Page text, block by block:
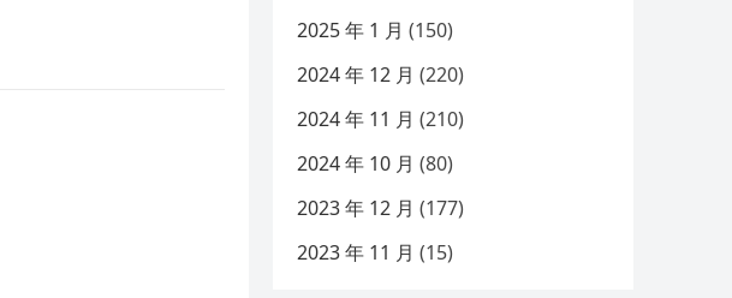
2025 年 1 月 (150)
2024 年 12 月 (220)
2024 年 11 月 (210)
2024 年 10 月 (80)
2023 年 12 月 (177)
2023 年 11 月 (15)